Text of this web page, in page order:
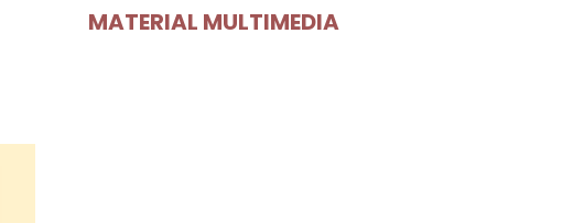
MATERIAL MULTIMEDIA